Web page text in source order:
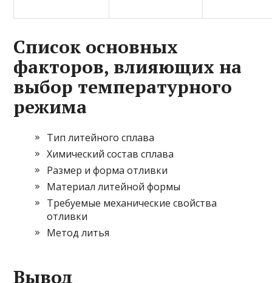
Список основных
факторов, влияющих на
выбор температурного
режима
Тип литейного сплава
Химический состав сплава
Размер и форма отливки
Материал литейной формы
Требуемые механические свойства
отливки
Метод литья
Вывод